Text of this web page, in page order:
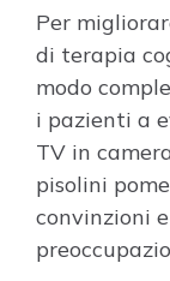
Per
di terapia
modo
i pazienti a
TV in
pisolini
convinzioni